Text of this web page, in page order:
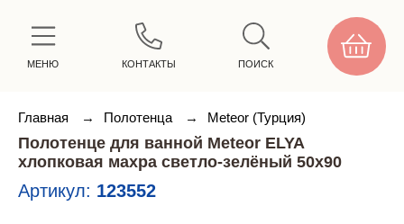
МЕНЮ КОНТАКТЫ ПОИСК
Главная → Полотенца → Meteor (Турция)
Полотенце для ванной Meteor ELYA
хлопковая махра светло-зелёный 50х90
Артикул: 123552